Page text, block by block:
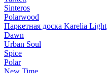
Sinteros
Polarwood
Паркетная доска Karelia Light
Dawn
Urban Soul
Spice
Polar
New Time